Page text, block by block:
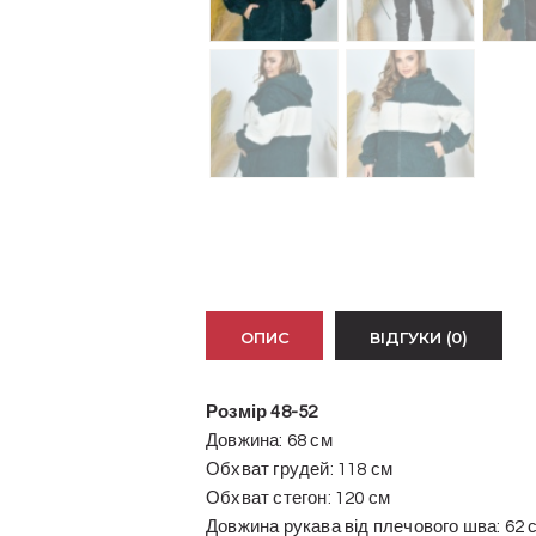
ОПИС ВІДГУКИ (0)
Розмір 48-52
Довжина: 68 см
Обхват грудей: 118 см
Обхват стегон: 120 см
Довжина рукава від плечового шва: 62